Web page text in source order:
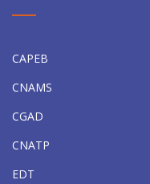
CAPEB
CNAMS
CGAD
CNATP
EDT